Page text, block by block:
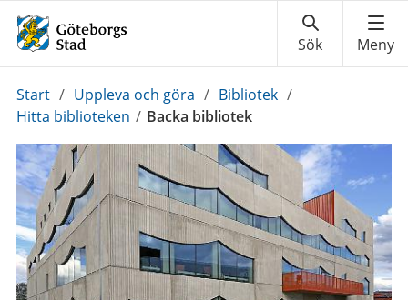
Du
är
Start / Uppleva och göra / Bibliotek /
Hitta biblioteken / Backa bibliotek